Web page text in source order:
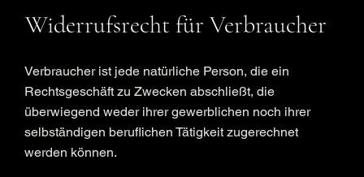
Widerrufsrecht für Verbraucher
Verbraucher ist jede natürliche Person, die ein
Rechtsgeschäft zu Zwecken abschließt, die
überwiegend weder ihrer gewerblichen noch ihrer
selbständigen beruflichen Tätigkeit zugerechnet
werden können.